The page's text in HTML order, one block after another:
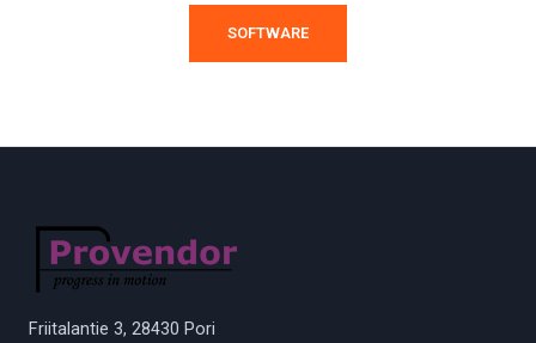
SOFTWARE
Friitalantie 3, 28430 Pori